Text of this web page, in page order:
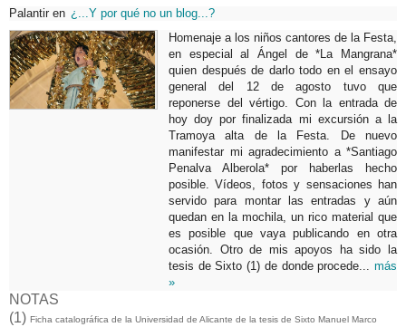
Palantir en ¿...Y por qué no un blog...?
Homenaje a los niños cantores de la Festa,
en especial al Ángel de *La Mangrana*
quien después de darlo todo en el ensayo
general del 12 de agosto tuvo que
reponerse del vértigo. Con la entrada de
hoy doy por finalizada mi excursión a la
Tramoya alta de la Festa. De nuevo
manifestar mi agradecimiento a *Santiago
Penalva Alberola* por haberlas hecho
posible. Vídeos, fotos y sensaciones han
servido para montar las entradas y aún
quedan en la mochila, un rico material que
es posible que vaya publicando en otra
ocasión. Otro de mis apoyos ha sido la
tesis de Sixto (1) de donde procede... más
»
NOTAS
(1) Ficha catalográfica de la Universidad de Alicante de la tesis de Sixto Manuel Marco